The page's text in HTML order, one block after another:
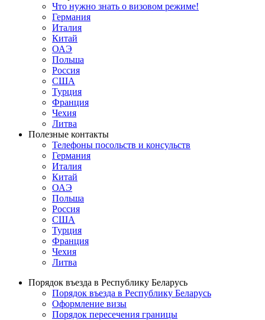
Что нужно знать о визовом режиме!
Германия
Италия
Китай
ОАЭ
Польша
Россия
США
Турция
Франция
Чехия
Литва
Полезные контакты
Телефоны посольств и консульств
Германия
Италия
Китай
ОАЭ
Польша
Россия
США
Турция
Франция
Чехия
Литва
Порядок въезда в Республику Беларусь
Порядок въезда в Республику Беларусь
Оформление визы
Порядок пересечения границы